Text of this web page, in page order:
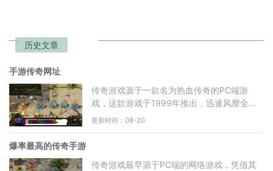
历史文章
手游传奇网址
传奇游戏源于一款名为热血传奇的PC端游
戏，这款游戏于1999年推出，迅速风靡全
国。随着技术的进步和玩家需求的变化，手游
更新时间：08-20
爆率最高的传奇手游
传奇游戏最早源于PC端的网络游戏，凭借其